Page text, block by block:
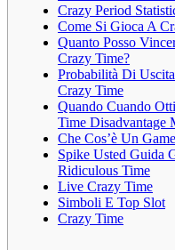
Crazy Period
Come Si Gioca A
Quanto Posso
Crazy Time?
Probabilità Di
Crazy Time
Quando Cuando
Time Disadvantage
Che Cos’è Un
Spike Usted Guida
Ridiculous Time
Live Crazy Time
Simboli E Top Slot
Crazy Time